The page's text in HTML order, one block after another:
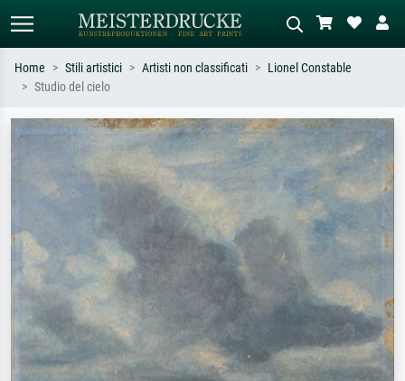
Cerca per artista, titolo o stile – es.
Monet, Notte stellata,
Impressionismo, onda di Hokusai,
nudo.
Descrivi la scena – es. prato verde,
astratto con molto rosso, dipinto a
olio scuro, nudo in piedi vicino a un
Home Stili artistici Artisti non classificati
Lionel Constable
Studio del cielo